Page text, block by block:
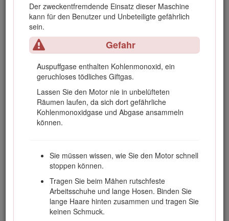
Der zweckentfremdende Einsatz dieser Maschine
kann für den Benutzer und Unbeteiligte gefährlich
sein.
Gefahr
Auspuffgase enthalten Kohlenmonoxid, ein
geruchloses tödliches Giftgas.
Lassen Sie den Motor nie in unbelüfteten
Räumen laufen, da sich dort gefährliche
Kohlenmonoxidgase und Abgase ansammeln
können.
Sie müssen wissen, wie Sie den Motor schnell
stoppen können.
Tragen Sie beim Mähen rutschfeste
Arbeitsschuhe und lange Hosen. Binden Sie
lange Haare hinten zusammen und tragen Sie
keinen Schmuck.
Entfernen Sie Gras und Schmutz von den
Schneideinheiten, Antrieben, Schalldämpfern
vorzubeugen. Wischen Sie Öl- und
Kraftstoffverschüttungen auf.
Stützen Sie die Maschine bei Bedarf auf
Achsständern ab.
Lassen Sie den Druck aus Maschinenteilen
mit gespeicherter Energie vorsichtig ab.
Klemmen Sie vor dem Durchführen
irgendwelcher Reparaturen die Batterie ab.
immer zuerst den Pluspol und dann den
Minuspol an.
Prüfen Sie die Zylinder/Spindel vorsichtig.
Lassen Sie bei der Wartung dieser Teile
große Vorsicht walten, und tragen Sie
Handschuhe.